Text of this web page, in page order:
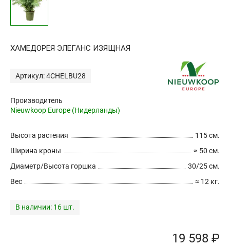
ХАМЕДОРЕЯ ЭЛЕГАНС ИЗЯЩНАЯ
Артикул: 4CHELBU28
Производитель
Nieuwkoop Europe (Нидерланды)
115 см.
Высота растения
≈ 50 см.
Ширина кроны
30/25 см.
Диаметр/Высота горшка
≈ 12 кг.
Вес
В наличии: 16 шт.
19 598 ₽